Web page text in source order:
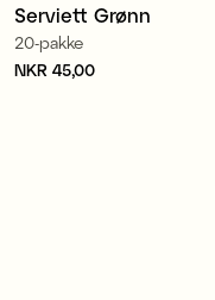
3 for 99 kr
Serviett Grønn
20-pakke
Pris :NKR 45,00
NKR 45,00